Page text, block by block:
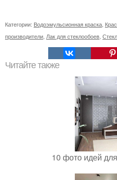
Категории: Водоэмульсионная краска
производители Лак для стеклообоев
Читайте также
10 фото идей